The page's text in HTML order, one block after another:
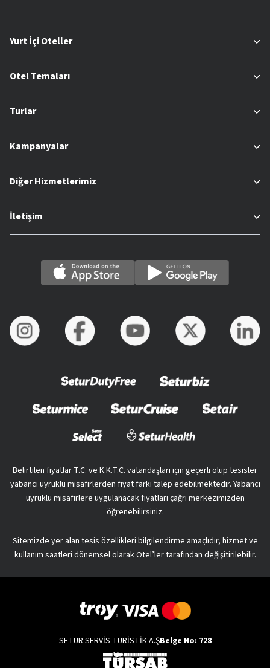
Yurt İçi Oteller
Otel Temaları
Turlar
Kampanyalar
Diğer Hizmetlerimiz
İletişim
Belirtilen fiyatlar T.C. ve K.K.T.C. vatandaşları için geçerli olup tesisler
yabancı uyruklu misafirlerden fiyat farkı talep edebilmektedir. Yabancı
uyruklu misafirlere uygulanacak fiyatları çağrı merkezimizden
öğrenebilirsiniz.
Sitemizde yer alan tesis özellikleri bilgilendirme amaçlıdır, hizmet ve
kullanım saatleri dönemsel olarak Otel’ler tarafından değişitirilebilir.
SETUR SERVİS TURİSTİK A.ŞBelge No: 728